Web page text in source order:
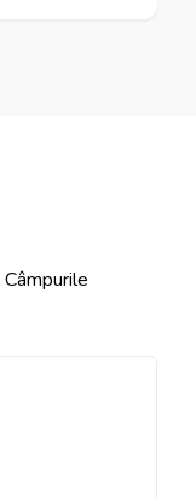
Câmpurile